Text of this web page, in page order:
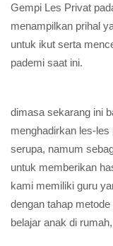
Gempi Les Privat
menampilkan prihal
untuk ikut serta
pademi saat ini.
dimasa sekarang ini
menghadirkan les-
serupa, namum
untuk memberikan
kami memiliki guru
dengan tahap
belajar anak di